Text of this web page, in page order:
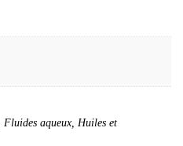
aqueux, Huiles et